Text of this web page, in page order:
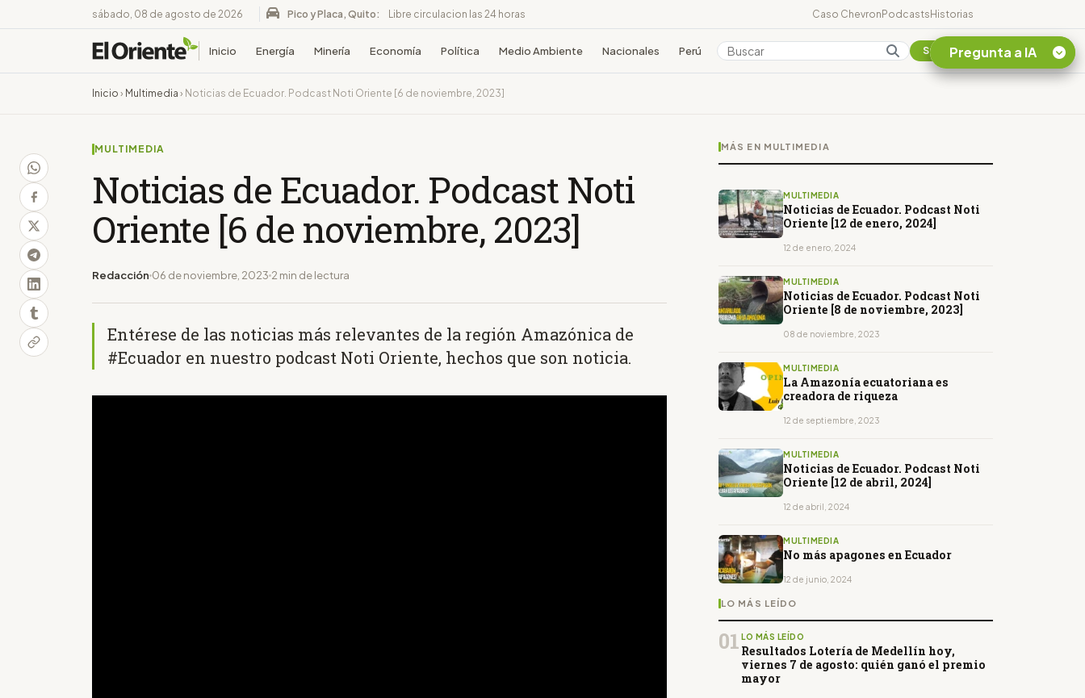
sábado, 08 de agosto de 2026 Pico y Placa, Quito: Libre circulacion las 24 horas Caso ChevronPodcastsHistorias
Inicio Energía Minería Economía Política Medio Ambiente Nacionales Perú Colombia Suscribirse
Inicio › Multimedia › Noticias de Ecuador. Podcast Noti Oriente [6 de noviembre, 2023]
MULTIMEDIA
Noticias de Ecuador. Podcast Noti
Oriente [6 de noviembre, 2023]
Redacción 06 de noviembre, 2023 2 min de lectura
Entérese de las noticias más relevantes de la región Amazónica de
#Ecuador en nuestro podcast Noti Oriente, hechos que son noticia.
MÁS EN MULTIMEDIA
MULTIMEDIA
Noticias de Ecuador. Podcast Noti
Oriente [12 de enero, 2024]
12 de enero, 2024
MULTIMEDIA
Noticias de Ecuador. Podcast Noti
Oriente [8 de noviembre, 2023]
08 de noviembre, 2023
MULTIMEDIA
La Amazonía ecuatoriana es
creadora de riqueza
12 de septiembre, 2023
MULTIMEDIA
Noticias de Ecuador. Podcast Noti
Oriente [12 de abril, 2024]
12 de abril, 2024
MULTIMEDIA
No más apagones en Ecuador
12 de junio, 2024
LO MÁS LEÍDO
01 LO MÁS LEÍDO
Resultados Lotería de Medellín hoy,
viernes 7 de agosto: quién ganó el premio
mayor
Pregunta a IA